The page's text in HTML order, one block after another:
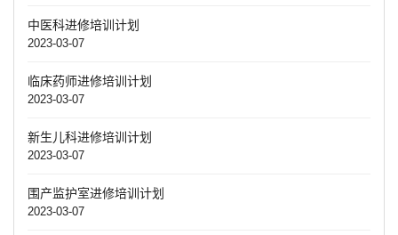
中医科进修培训计划
2023-03-07
临床药师进修培训计划
2023-03-07
新生儿科进修培训计划
2023-03-07
围产监护室进修培训计划
2023-03-07